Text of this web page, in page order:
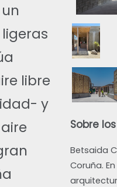
libre
y
Sobre
Betsaida
Coruña.